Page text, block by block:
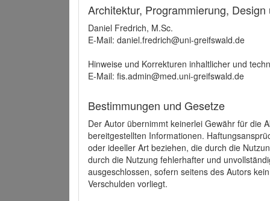
Architektur, Programmierung,
Daniel Fredrich, M.Sc.
E-Mail: daniel.fredrich@uni-greifswald.de
Hinweise und Korrekturen inhaltlicher und
E-Mail: fis.admin@med.uni-greifswald.de
Bestimmungen und Gesetze
Der Autor übernimmt keinerlei Gewähr für die
bereitgestellten Informationen.
oder ideeller Art beziehen, die durch die
durch die Nutzung fehlerhafter und
ausgeschlossen, sofern seitens des Autors
Verschulden vorliegt.